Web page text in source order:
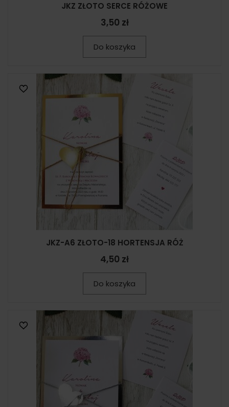
JKZ ZŁOTO SERCE RÓŻOWE
3,50 zł
Do koszyka
JKZ-A6 ZŁOTO-18 HORTENSJA RÓŻ
4,50 zł
Do koszyka